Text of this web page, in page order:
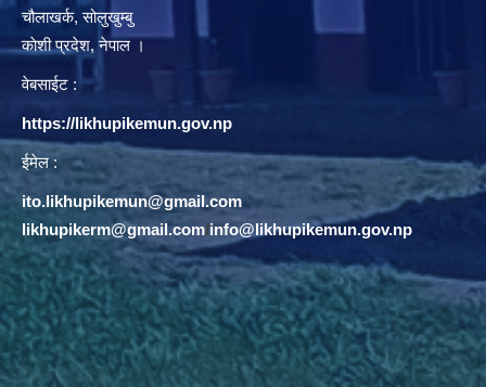
चौलाखर्क, सोलुखुम्बु
काेशी प्रदेश, नेपाल ।
वेबसाईट :
https://likhupikemun.gov.np
ईमेल :
ito.likhupikemun@gmail.com
likhupikerm@gmail.com/info@likhupikemun.gov.np